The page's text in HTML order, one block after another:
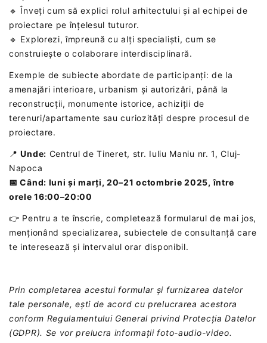
🔹 Înveți cum să explici rolul arhitectului și al echipei de
proiectare pe înțelesul tuturor.
🔹 Explorezi, împreună cu alți specialiști, cum se
construiește o colaborare interdisciplinară.
Exemple de subiecte abordate de participanți: de la
amenajări interioare, urbanism și autorizări, până la
reconstrucții, monumente istorice, achiziții de
terenuri/apartamente sau curiozități despre procesul de
proiectare.
📍Unde: Centrul de Tineret, str. Iuliu Maniu nr. 1, Cluj-
Napoca
📅 Când: luni și marți, 20–21 octombrie 2025, între
orele 16:00–20:00
👉 Pentru a te înscrie, completează formularul de mai jos,
menționând specializarea, subiectele de consultanță care
te interesează și intervalul orar disponibil.
Prin completarea acestui formular și furnizarea datelor
tale personale, ești de acord cu prelucrarea acestora
conform Regulamentului General privind Protecția Datelor
(GDPR). Se vor prelucra informații foto-audio-video.